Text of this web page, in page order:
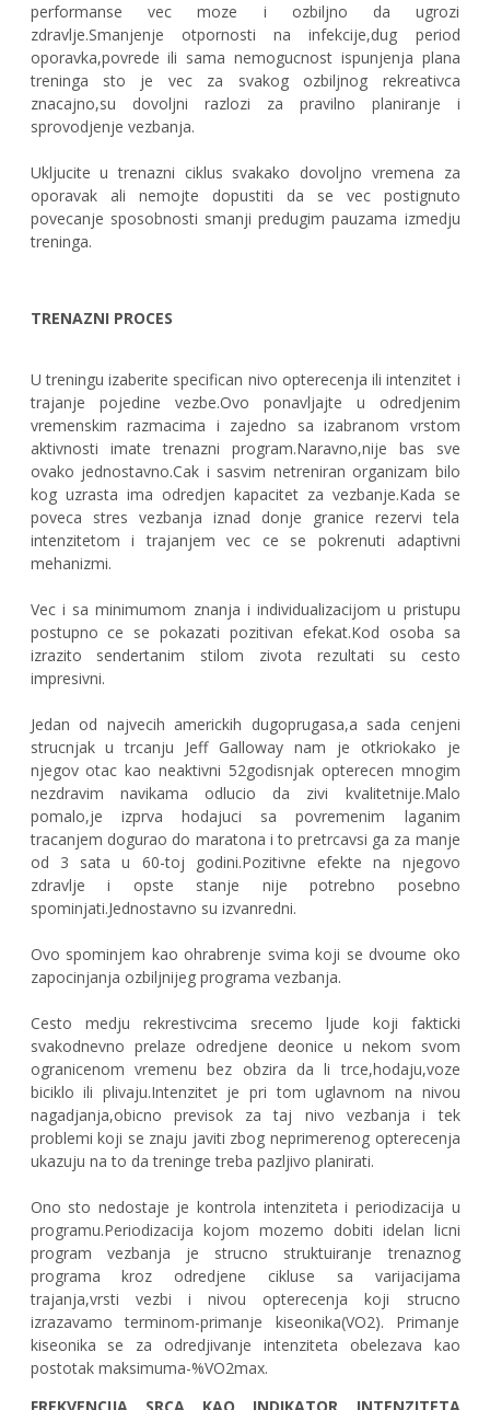
performanse vec moze i ozbiljno da ugrozi
zdravlje.Smanjenje otpornosti na infekcije,dug period
oporavka,povrede ili sama nemogucnost ispunjenja plana
treninga sto je vec za svakog ozbiljnog rekreativca
znacajno,su dovoljni razlozi za pravilno planiranje i
sprovodjenje vezbanja.
Ukljucite u trenazni ciklus svakako dovoljno vremena za
oporavak ali nemojte dopustiti da se vec postignuto
povecanje sposobnosti smanji predugim pauzama izmedju
treninga.
TRENAZNI PROCES
U treningu izaberite specifican nivo opterecenja ili intenzitet i
trajanje pojedine vezbe.Ovo ponavljajte u odredjenim
vremenskim razmacima i zajedno sa izabranom vrstom
aktivnosti imate trenazni program.Naravno,nije bas sve
ovako jednostavno.Cak i sasvim netreniran organizam bilo
kog uzrasta ima odredjen kapacitet za vezbanje.Kada se
poveca stres vezbanja iznad donje granice rezervi tela
intenzitetom i trajanjem vec ce se pokrenuti adaptivni
mehanizmi.
Vec i sa minimumom znanja i individualizacijom u pristupu
postupno ce se pokazati pozitivan efekat.Kod osoba sa
izrazito sendertanim stilom zivota rezultati su cesto
impresivni.
Jedan od najvecih americkih dugoprugasa,a sada cenjeni
strucnjak u trcanju Jeff Galloway nam je otkriokako je
njegov otac kao neaktivni 52godisnjak opterecen mnogim
nezdravim navikama odlucio da zivi kvalitetnije.Malo
pomalo,je izprva hodajuci sa povremenim laganim
tracanjem dogurao do maratona i to pretrcavsi ga za manje
od 3 sata u 60-toj godini.Pozitivne efekte na njegovo
zdravlje i opste stanje nije potrebno posebno
spominjati.Jednostavno su izvanredni.
Ovo spominjem kao ohrabrenje svima koji se dvoume oko
zapocinjanja ozbiljnijeg programa vezbanja.
Cesto medju rekrestivcima srecemo ljude koji fakticki
svakodnevno prelaze odredjene deonice u nekom svom
ogranicenom vremenu bez obzira da li trce,hodaju,voze
biciklo ili plivaju.Intenzitet je pri tom uglavnom na nivou
nagadjanja,obicno previsok za taj nivo vezbanja i tek
problemi koji se znaju javiti zbog neprimerenog opterecenja
ukazuju na to da treninge treba pazljivo planirati.
Ono sto nedostaje je kontrola intenziteta i periodizacija u
programu.Periodizacija kojom mozemo dobiti idelan licni
program vezbanja je strucno struktuiranje trenaznog
programa kroz odredjene cikluse sa varijacijama
trajanja,vrsti vezbi i nivou opterecenja koji strucno
izrazavamo terminom-primanje kiseonika(VO2). Primanje
kiseonika se za odredjivanje intenziteta obelezava kao
postotak maksimuma-%VO2max.